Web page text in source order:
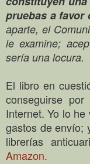
pruebas a favor
aparte, el
le examine;
sería una locura.
El libro en
conseguirse
Internet. Yo lo he
gastos de envío;
librerías
Amazon.